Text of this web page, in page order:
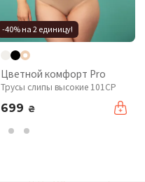
-40% на 2 единицу!
Цветной комфорт Pro
Трусы слипы высокие 101CP
699 ₴